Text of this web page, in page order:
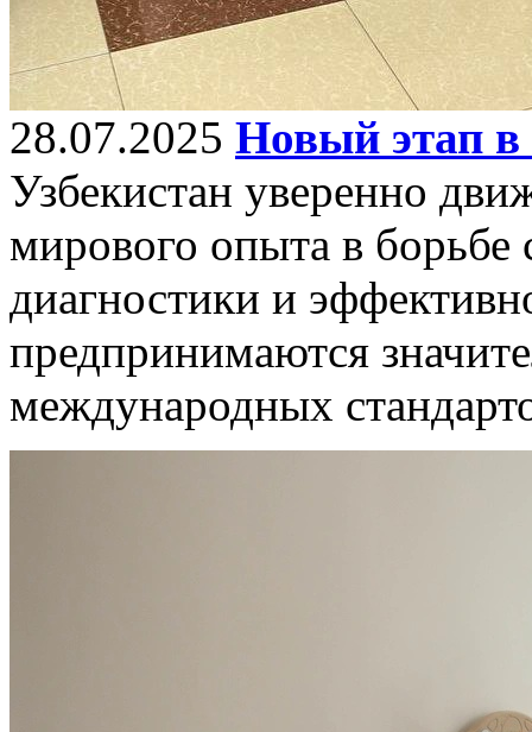
28.07.2025 Новый этап в
Узбекистан уверенно
мирового опыта в борьбе
диагностики и
предпринимаются
международных